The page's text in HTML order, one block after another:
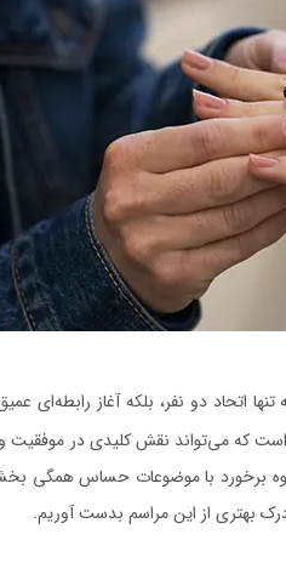
اتحاد دو نفر، بلکه آغاز رابطه‌ای
می‌تواند نقش کلیدی در موفقیت و
برخورد با موضوعات حساس همگی
بهتری از این مراسم بدست آوریم.